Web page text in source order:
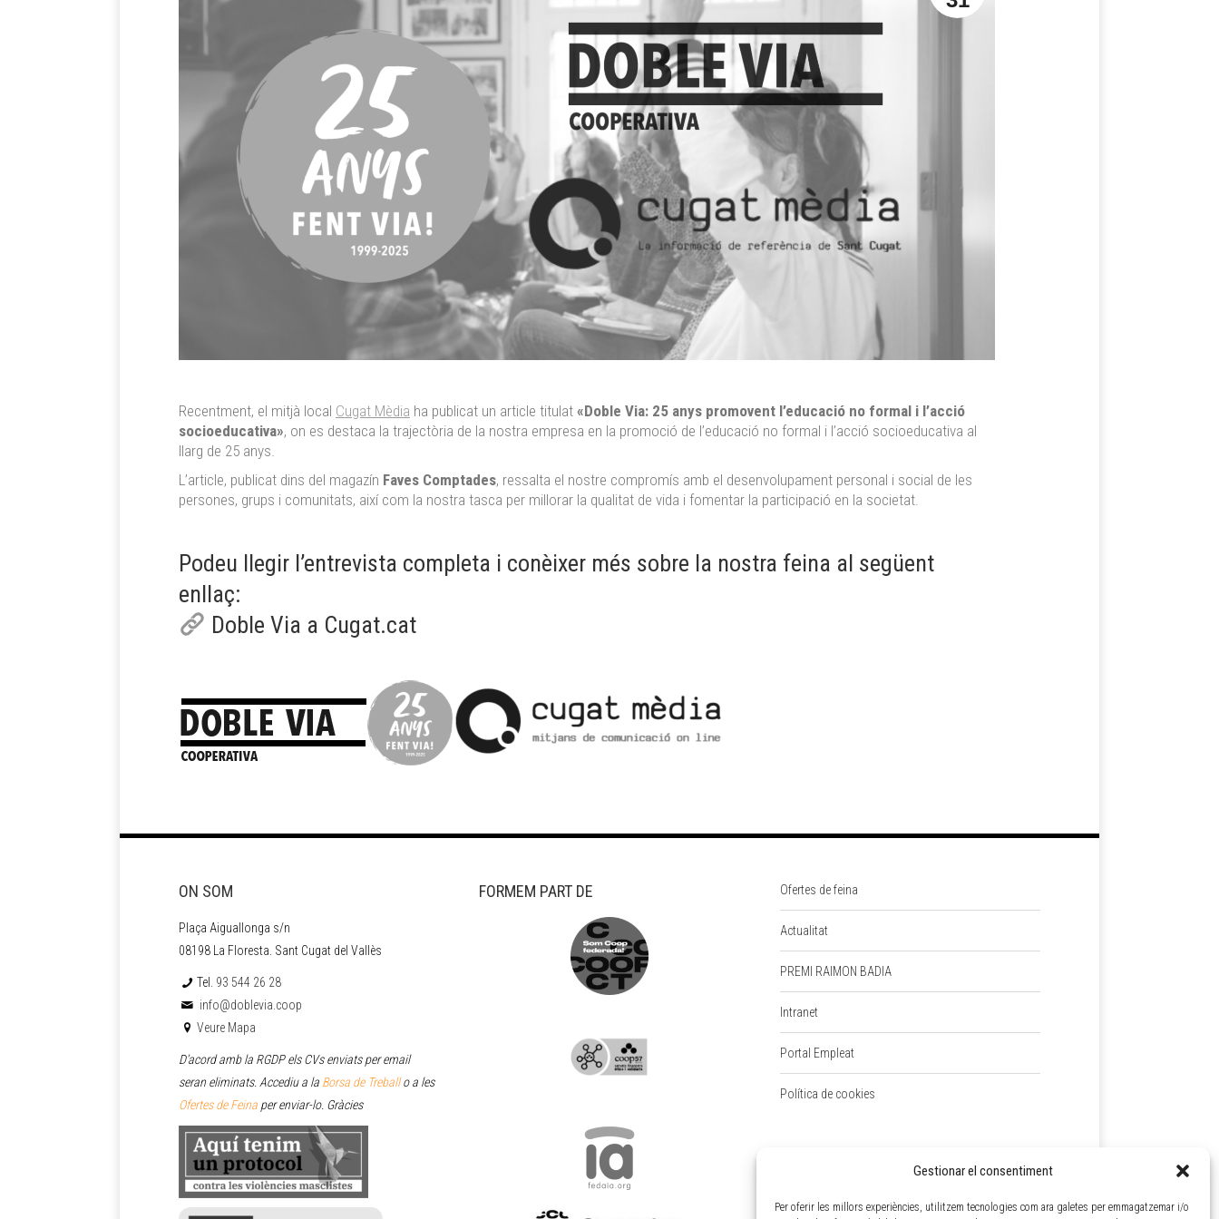
Gestionar el consentiment
Per oferir les millors experiències, utilitzem tecnologies com ara galetes per emmagatzemar i/o
Recentment, el mitjà local Cugat Mèdia ha publicat un article titulat «Doble Via: 25 anys promovent l’educació no formal i l’acció
socioeducativa», on es destaca la trajectòria de la nostra empresa en la promoció de l’educació no formal i l’acció socioeducativa al
llarg de 25 anys.
L’article, publicat dins del magazín Faves Comptades, ressalta el nostre compromís amb el desenvolupament personal i social de les
persones, grups i comunitats, així com la nostra tasca per millorar la qualitat de vida i fomentar la participació en la societat.
Podeu llegir l’entrevista completa i conèixer més sobre la nostra feina al següent
enllaç:
Doble Via a Cugat.cat
ON SOM
Plaça Aiguallonga s/n
08198 La Floresta. Sant Cugat del Vallès
Tel. 93 544 26 28
info@doblevia.coop
Veure Mapa
D’acord amb la RGDP els CVs enviats per email
seran eliminats. Accediu a la Borsa de Treballo a les
Ofertes de Feina per enviar-lo. Gràcies
FORMEM PART DE Ofertes de feina
Actualitat
PREMI RAIMON BADIA
Intranet
Portal Empleat
Política de cookies